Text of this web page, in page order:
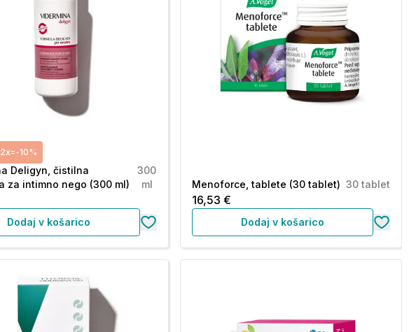
2x=-10%
Deligyn, čistilna
za intimno nego (300 ml)
300
ml
Dodaj v košarico
Menoforce, tablete (30 tablet) 30 tablet
16,53 €
Dodaj v košarico